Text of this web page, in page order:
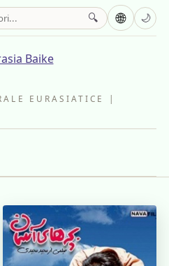
EURASIATICE |
🔍 🌐 🌙